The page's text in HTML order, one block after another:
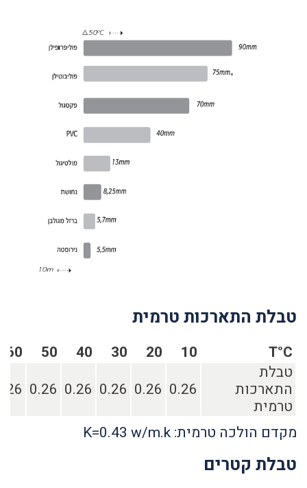
טבלת התארכות טרמית
T°C
10
20
30
40
50
60
טבלת
התארכות
טרמית
0.26
0.26
0.26
0.26
0.26
מקדם הולכה טרמית: K=0.43 w/m.k
טבלת קטרים